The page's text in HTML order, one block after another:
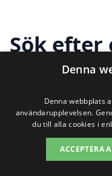
Sök efter
städer
Denna
Denna webbplats
användarupplevelsen.
du till alla cookies i
ACCEPTERA